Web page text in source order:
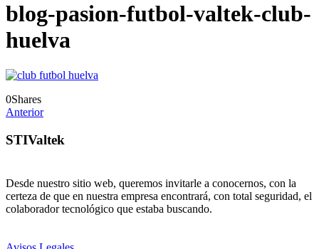
blog-pasion-futbol-valtek-club-
huelva
0Shares
Anterior
STIValtek
Desde nuestro sitio web, queremos invitarle a conocernos, con la
certeza de que en nuestra empresa encontrará, con total seguridad, el
colaborador tecnológico que estaba buscando.